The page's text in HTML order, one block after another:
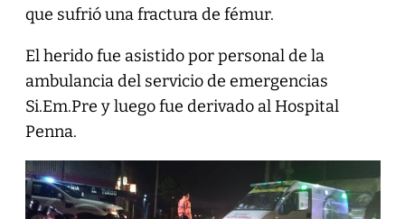
que sufrió una fractura de fémur.
El herido fue asistido por personal de la
ambulancia del servicio de emergencias
Si.Em.Pre y luego fue derivado al Hospital
Penna.